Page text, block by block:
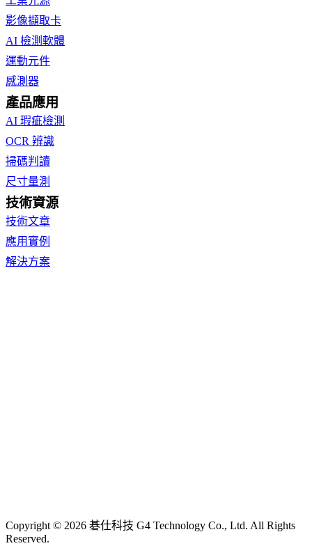
影像擷取卡
AI 檢測軟體
運動元件
感測器
產品應用
AI 瑕疵檢測
OCR 辨識
掃碼判讀
尺寸量測
技術資源
技術文章
應用實例
解決方案
Copyright © 2026 碁仕科技 G4 Technology Co., Ltd. All Rights
Reserved.